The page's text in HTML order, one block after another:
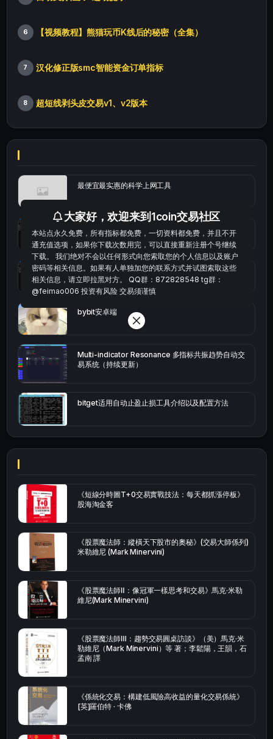
6 【视频教程】熊猫玩币K线后的秘密（全集）
7 汉化修正版smc智能资金订单指标
8 超短线剥头皮交易v1、v2版本
最便宜最实惠的科学上网工具
okx的短线量化的免费版本
bybit安卓端
Multi-indicator Resonance 多指标共振趋势自动交
易系统（持续更新）
bitget适用自动止盈止损工具介绍以及配置方法
《短線分時圖T+0交易實戰技法：每天都抓漲停板》
股海淘金客
《股票魔法師：縱橫天下股市的奧秘》(交易大師係列)
米勒維尼 (Mark Minervini)
《股票魔法師Ⅱ：像冠軍一樣思考和交易》馬克·米勒
維尼(Mark Minervini)
《股票魔法師Ⅲ：趨勢交易圓桌訪談》（美）馬克·米
勒維尼（Mark Minervini）等 著；李鬆陽，王韻，石
孟南 譯
《係統化交易：構建低風險高收益的量化交易係統》
[英]羅伯特 · 卡佛
大家好，欢迎来到1coin交易社区
本站点永久免费，所有指标都免费，一切资料都免费，并且不开
通充值选项，如果你下载次数用完，可以直接重新注册个号继续
下载。 我们绝对不会以任何形式向您索取您的个人信息以及账户
密码等相关信息。如果有人单独加您的联系方式并试图索取这些
相关信息，请立即拉黑对方。 QQ群：872828548 tg群：
@feimao006 投资有风险 交易须谨慎